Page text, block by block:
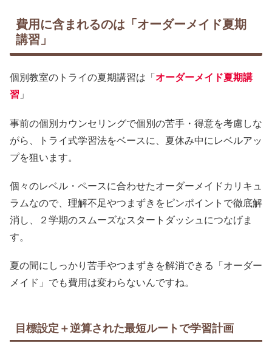
費用に含まれるのは「オーダーメイド夏期
講習」
個別教室のトライの夏期講習は「オーダーメイド夏期講
習 」
事前の個別カウンセリングで個別の苦手・得意を考慮しな
がら、トライ式学習法をベースに、夏休み中にレベルアッ
プを狙います。
個々のレベル・ペースに合わせたオーダーメイドカリキュ
ラムなので、理解不足やつまずきをピンポイントで徹底解
消し、２学期のスムーズなスタートダッシュにつなげま
す。
夏の間にしっかり苦手やつまずきを解消できる「オーダー
メイド」でも費用は変わらないんですね。
目標設定＋逆算された最短ルートで学習計画